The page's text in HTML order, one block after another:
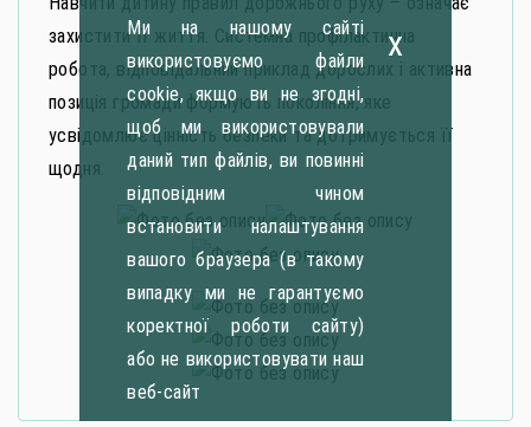
захистити її життя. Системна профілактична
робота, відповідальний приклад дорослих і активна
позиція громади формують покоління, яке
усвідомлює цінність безпеки та дотримується її
щодня.
Ми на нашому сайті
використовуємо файли
cookie, якщо ви не згодні,
щоб ми використовували
даний тип файлів, ви повинні
відповідним чином
встановити налаштування
вашого браузера (в такому
випадку ми не гарантуємо
коректної роботи сайту)
або не використовувати наш
веб-сайт
x